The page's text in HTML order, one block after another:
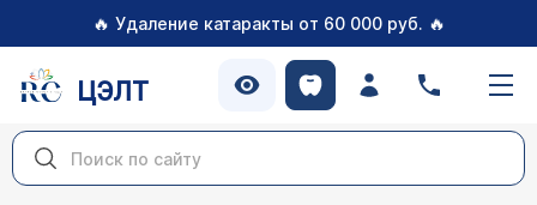
🔥 Удаление катаракты от 60 000 руб. 🔥
ЦЭЛТ